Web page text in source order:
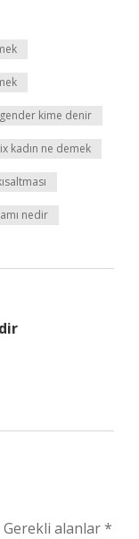
kime denir
kadın ne demek
nedir
Gerekli alanlar*